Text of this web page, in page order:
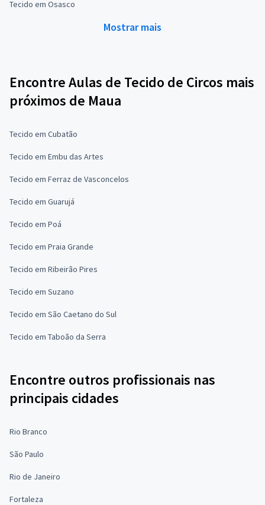
Tecido em Osasco
Mostrar mais
Encontre Aulas de Tecido de Circos mais
próximos de Maua
Tecido em Cubatão
Tecido em Embu das Artes
Tecido em Ferraz de Vasconcelos
Tecido em Guarujá
Tecido em Poá
Tecido em Praia Grande
Tecido em Ribeirão Pires
Tecido em Suzano
Tecido em São Caetano do Sul
Tecido em Taboão da Serra
Encontre outros profissionais nas
principais cidades
Rio Branco
São Paulo
Rio de Janeiro
Fortaleza